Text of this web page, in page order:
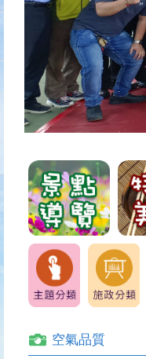
空氣品質